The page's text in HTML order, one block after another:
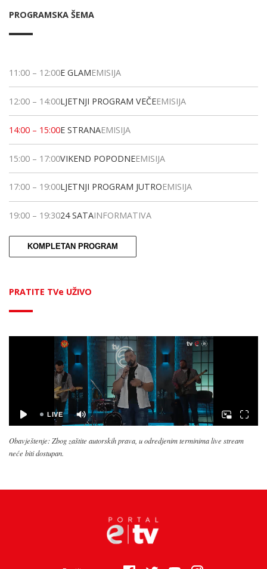
PROGRAMSKA ŠEMA
11:00 – 12:00E GLAMEMISIJA
12:00 – 14:00LJETNJI PROGRAM VEČEEMISIJA
14:00 – 15:00E STRANAEMISIJA
15:00 – 17:00VIKEND POPODNEEMISIJA
17:00 – 19:00LJETNJI PROGRAM JUTROEMISIJA
19:00 – 19:3024 SATAINFORMATIVA
KOMPLETAN PROGRAM
PRATITE TVe UŽIVO
Obavještenje: Zbog zaštite autorskih prava, u odredjenim terminima live stream
neće biti dostupan.